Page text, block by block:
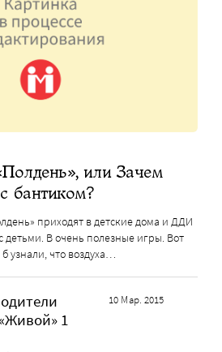
или Зачем
бантиком?
приходят в детские дома и ДДИ
детьми. В очень полезные игры. Вот
узнали, что воздуха…
1
10 Мар. 2015